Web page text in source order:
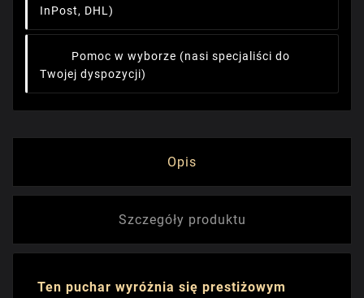
InPost, DHL)
Pomoc w wyborze (nasi specjaliści do
Twojej dyspozycji)
Opis
Szczegóły produktu
Ten puchar wyróżnia się prestiżowym